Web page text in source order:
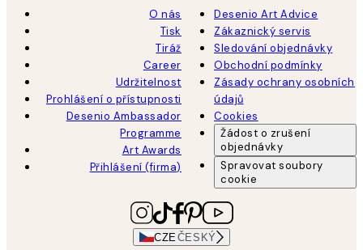
O nás
Tisk
Tiráž
Career
Udržitelnost
Prohlášení o přístupnosti
Desenio Ambassador
Programme
Art Awards
Přihlášení (firma)
Desenio Art Advice
Zákaznický servis
Sledování objednávky
Obchodní podmínky
Zásady ochrany osobních
údajů
Cookies
Žádost o zrušení
objednávky
Spravovat soubory
cookie
CZE ČESKÝ